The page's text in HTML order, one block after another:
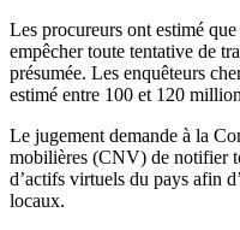
Les procureurs ont estimé
empêcher toute tentative de
présumée. Les enquêteurs
estimé entre 100 et 120
Le jugement demande à la
mobilières (CNV) de notifier
d’actifs virtuels du pays afin
locaux.